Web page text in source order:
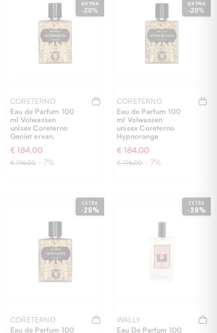
EXTRA
-20%
CORETERNO
Eau de Parfum 100
ml Volwassen
unisex Coreterno
Geniet ervan.
€ 184,00
€ 196,00 - 7%
EXTRA
-20%
CORETERNO
Eau de Parfum 100
ml Volwassen
unisex Coreterno
Hypnorange
€ 184,00
€ 196,00 - 7%
EXTRA
-20%
CORETERNO
Eau de Parfum 100
EXTRA
-20%
WALLY
Eau De Parfum 100